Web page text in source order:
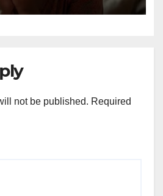
not be published. Required